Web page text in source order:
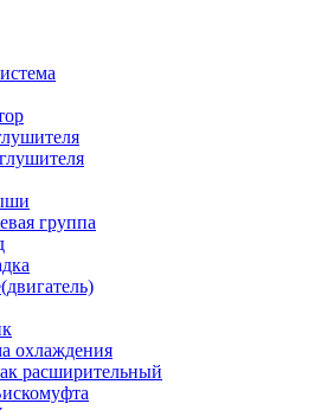
группа
охлаждения
расширительный